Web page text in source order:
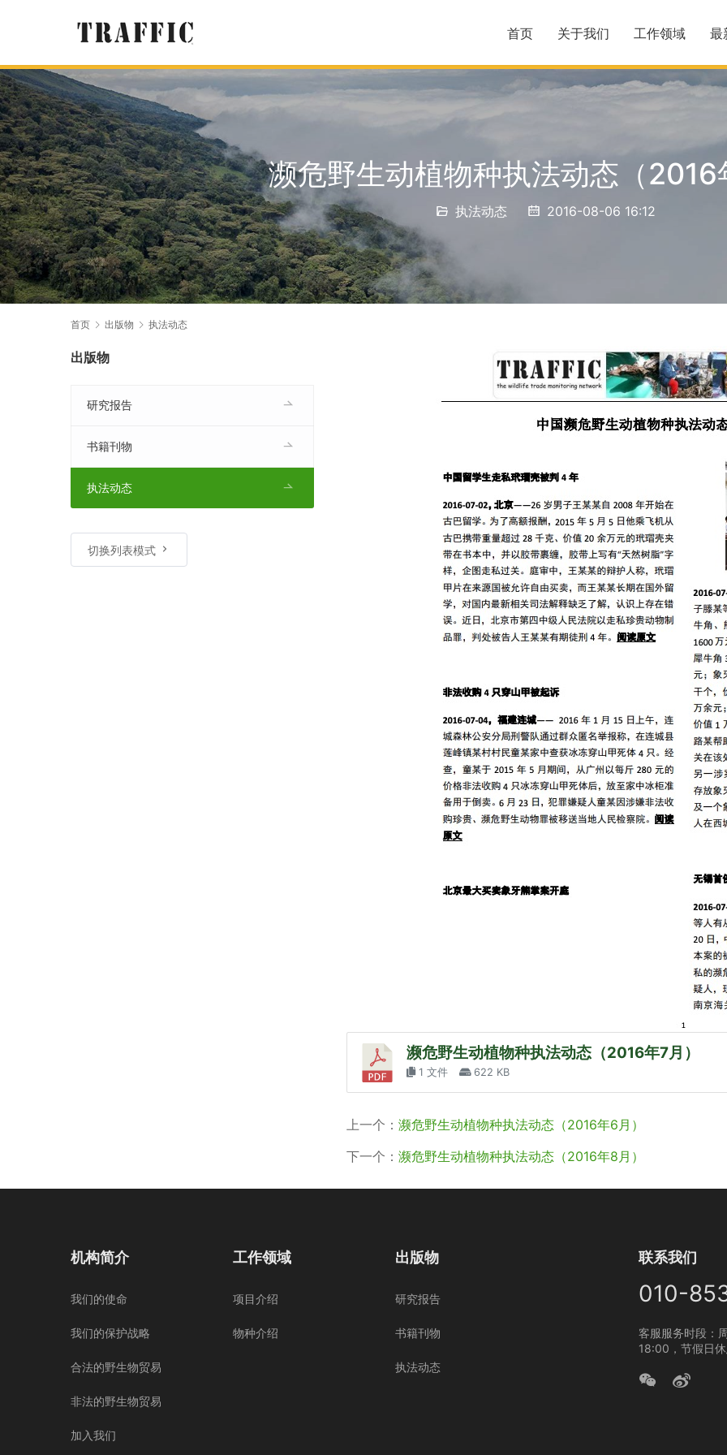
首页 关于我们 工作领域 最
濒危野生动植物种执法动态（2016
执法动态 2016-08-06 16:12
首页 出版物 执法动态
濒危野生动植物种执法动态（2016年7月）
1 文件 622 KB
上一个： 濒危野生动植物种执法动态（2016年6月）
下一个： 濒危野生动植物种执法动态（2016年8月）
出版物
研究报告
书籍刊物
执法动态
切换列表模式
机构简介
我们的使命
我们的保护战略
合法的野生物贸易
非法的野生物贸易
加入我们
工作领域
项目介绍
物种介绍
出版物
研究报告
书籍刊物
执法动态
联系我们
010-
客服服务时段：
18:00，节假日